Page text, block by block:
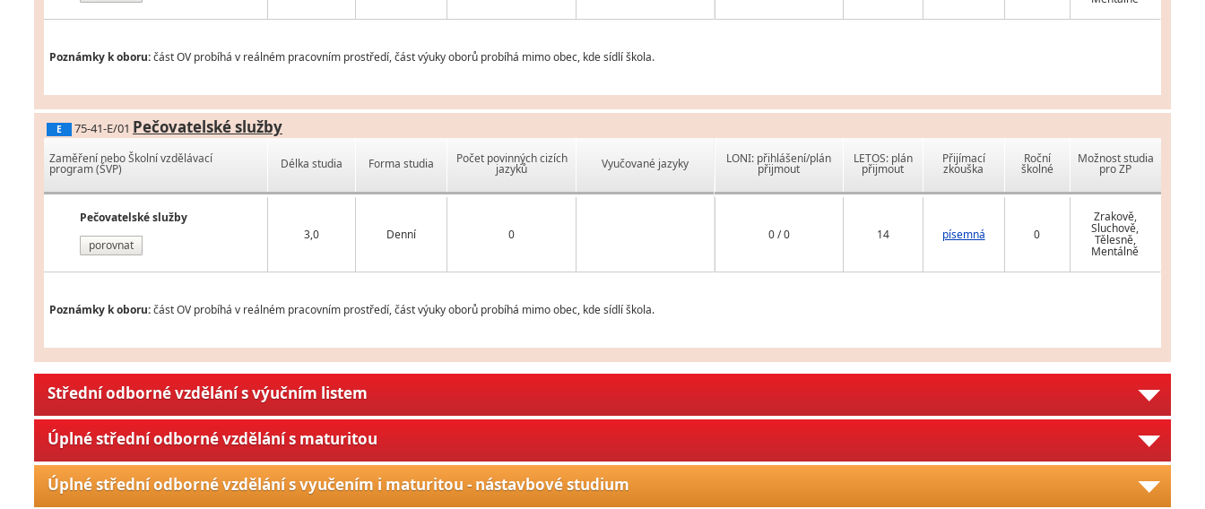
Poznámky k oboru:část OV probíhá v reálném pracovním prostředí, část výuky oborů probíhá mimo obec, kde sídlí škola.
E 75-41-E/01 Pečovatelské služby
Zaměření nebo Školní vzdělávací
program (ŠVP)
Pečovatelské služby
porovnat
Délka studia Forma studia Počet povinných cizích
jazyků Vyučované jazyky
3,0 Denní 0
LONI: přihlášení/plán
přijmout
LETOS: plán
přijmout
Přijímací
zkouška
Roční
školné
Možnost studia
pro ZP
0 / 0 14 písemná 0
Zrakově,
Sluchově,
Tělesně,
Mentálně
Poznámky k oboru:část OV probíhá v reálném pracovním prostředí, část výuky oborů probíhá mimo obec, kde sídlí škola.
Střední odborné vzdělání s výučním listem
Úplné střední odborné vzdělání s maturitou
Úplné střední odborné vzdělání s vyučením i maturitou - nástavbové studium